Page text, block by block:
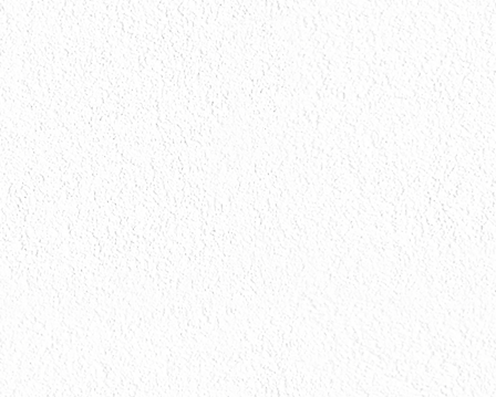
会社情報とサイトマップ
会社情報